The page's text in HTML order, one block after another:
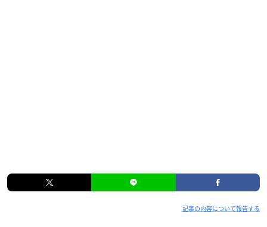
記事の内容について報告する